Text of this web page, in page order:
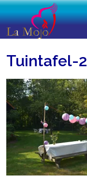
Tuintafel-2